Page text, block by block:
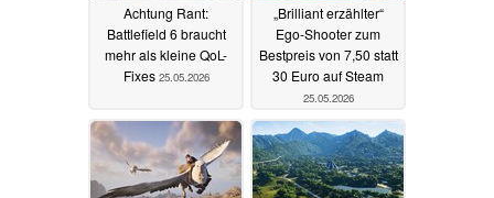
Achtung Rant:
Battlefield 6 braucht
mehr als kleine QoL-
Fixes 25.05.2026
„Brilliant erzählter“
Ego-Shooter zum
Bestpreis von 7,50 statt
30 Euro auf Steam
25.05.2026